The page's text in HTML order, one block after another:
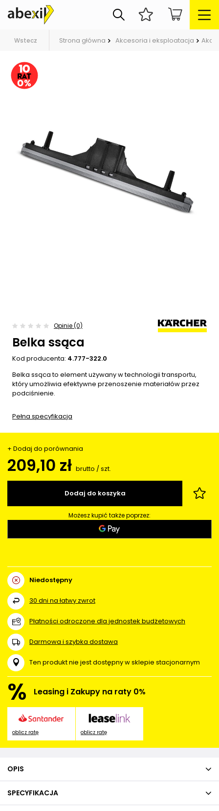
Wstecz Strona główna Akcesoria i eksploatacja
Opinie (0)
Belka ssąca
Kod producenta: 4.777-322.0
Belka ssąca to element używany w technologii transportu,
który umożliwia efektywne przenoszenie materiałów przez
podciśnienie.
Pełna specyfikacja
+ Dodaj do porównania
209,10 zł brutto /szt.
Dodaj do koszyka
Możesz kupić także poprzez:
Niedostępny
30 dni na łatwy zwrot
Płatności odroczone dla jednostek budżetowych
Darmowa i szybka dostawa
Ten produkt nie jest dostępny w sklepie stacjonarnym
% Leasing i Zakupy na raty 0%
oblicz ratę oblicz ratę
OPIS
SPECYFIKACJA